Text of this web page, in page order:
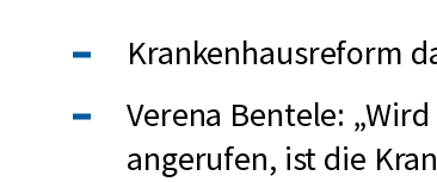
Krankenhausreform
Verena Bentele:
angerufen, ist die